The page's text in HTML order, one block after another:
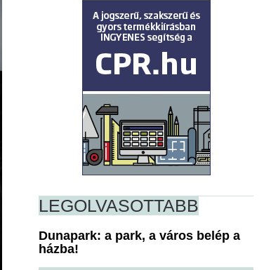
LEGOLVASOTTABB
Dunapark: a park, a város belép a
házba!